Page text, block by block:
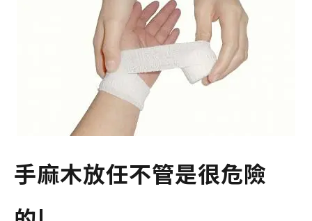
手麻木放任不管是很危險